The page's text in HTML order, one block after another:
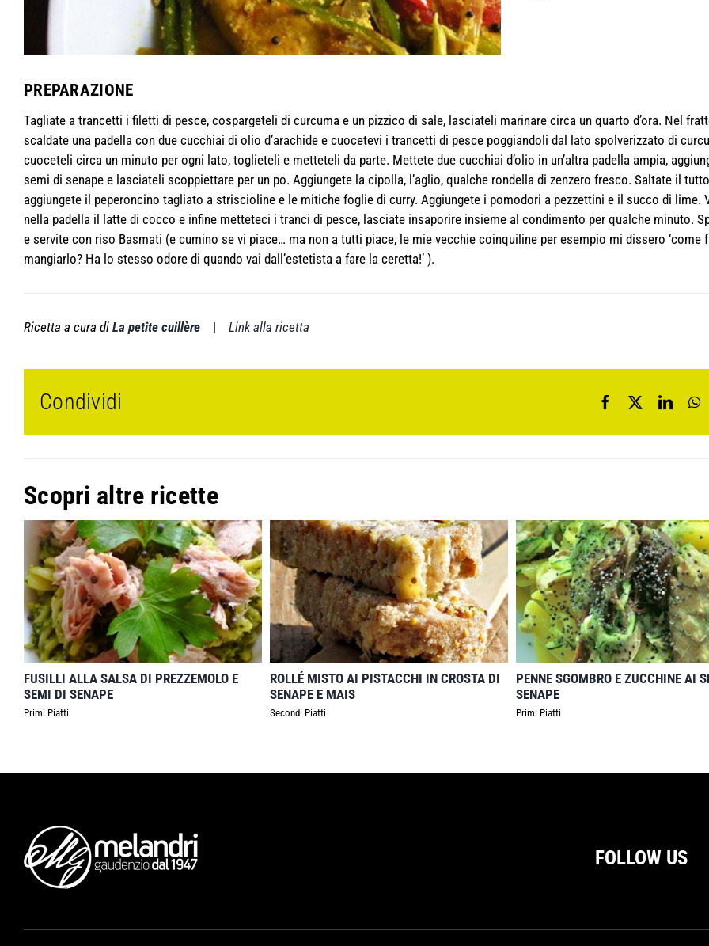
PREPARAZIONE
Tagliate a trancetti i filetti di pesce, cospargeteli di curcuma e un pizzico di sale, lasciateli marinare circa un quarto d’ora. Nel
scaldate una padella con due cucchiai di olio d’arachide e cuocetevi i trancetti di pesce poggiandoli dal lato spolverizzato di
cuoceteli circa un minuto per ogni lato, toglieteli e metteteli da parte. Mettete due cucchiai d’olio in un’altra padella ampia,
semi di senape e lasciateli scoppiettare per un po. Aggiungete la cipolla, l’aglio, qualche rondella di zenzero fresco. Saltate il
aggiungete il peperoncino tagliato a striscioline e le mitiche foglie di curry. Aggiungete i pomodori a pezzettini e il succo di lime.
nella padella il latte di cocco e infine metteteci i tranci di pesce, lasciate insaporire insieme al condimento per qualche minuto.
e servite con riso Basmati (e cumino se vi piace… ma non a tutti piace, le mie vecchie coinquiline per esempio mi dissero ‘come
mangiarlo? Ha lo stesso odore di quando vai dall’estetista a fare la ceretta!’ ).
Ricetta a cura di La petite cuillère| Link alla ricetta
Condividi
Scopri altre ricette
FUSILLI ALLA SALSA DI PREZZEMOLO E
SEMI DI SENAPE
Primi Piatti
ROLLÉ MISTO AI PISTACCHI IN CROSTA DI
SENAPE E MAIS
Secondi Piatti
PENNE SGOMBRO E ZUCCHINE AI
SENAPE
Primi Piatti
FOLLOW US